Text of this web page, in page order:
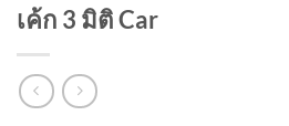
เค้ก 3 มิติ Car